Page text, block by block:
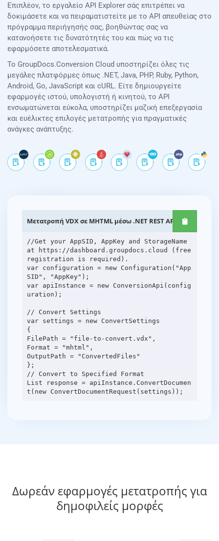
Επιπλέον, το εργαλείο API Explorer σάς επιτρέπει να
δοκιμάσετε και να πειραματιστείτε με το API απευθείας στο
πρόγραμμα περιήγησής σας, βοηθώντας σας να
κατανοήσετε τις δυνατότητές του και πώς να τις
εφαρμόσετε αποτελεσματικά.
Το GroupDocs.Conversion Cloud υποστηρίζει όλες τις
μεγάλες πλατφόρμες όπως .NET, Java, PHP, Ruby, Python,
Android, Go, JavaScript και cURL. Είτε δημιουργείτε
εφαρμογές ιστού, υπολογιστή ή κινητού, το API
ενσωματώνεται εύκολα, υποστηρίζει μαζική επεξεργασία
και ευέλικτες επιλογές μετατροπής για πραγματικές
ανάγκες ανάπτυξης.
Μετατροπή VDX σε MHTML μέσω .NET REST API
//Get your AppSID, AppKey and StorageName
at https://dashboard.groupdocs.cloud (free
registration is required).
var configuration = new Configuration("App
SID", "AppKey");
var apiInstance = new ConversionApi(config
uration);
// Convert Settings
var settings = new ConvertSettings
{
FilePath = "file-to-convert.vdx",
Format = "mhtml",
OutputPath = "ConvertedFiles"
};
// Convert to Specified Format
List response = apiInstance.ConvertDocumen
Δωρεάν εφαρμογές μετατροπής για
δημοφιλείς μορφές